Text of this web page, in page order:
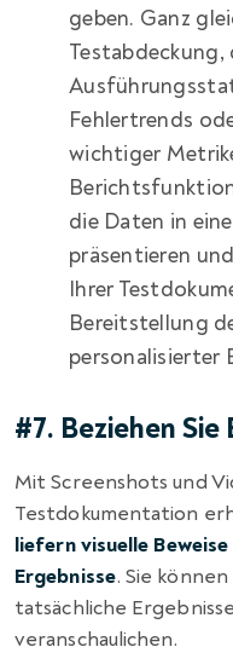
geben. Ganz
Fehlertrends
wichtiger
die Daten in
präsentieren
Ihrer
Bereitstellung
personalisierter
#7. Beziehen
Mit Screenshots und
Testdokumentation
liefern visuelle
Ergebnisse. Sie
tatsächliche
veranschaulichen.